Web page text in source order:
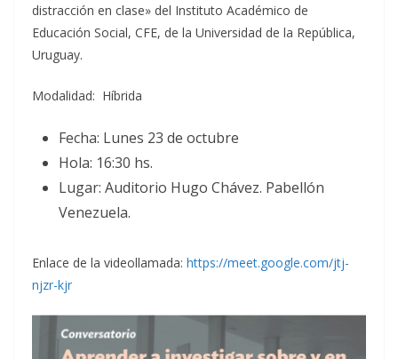
distracción en clase» del Instituto Académico de
Educación Social, CFE, de la Universidad de la República,
Uruguay.
Modalidad: Híbrida
Fecha: Lunes 23 de octubre
Hola: 16:30 hs.
Lugar: Auditorio Hugo Chávez. Pabellón
Venezuela.
Enlace de la videollamada: https://meet.google.com/jtj-
njzr-kjr